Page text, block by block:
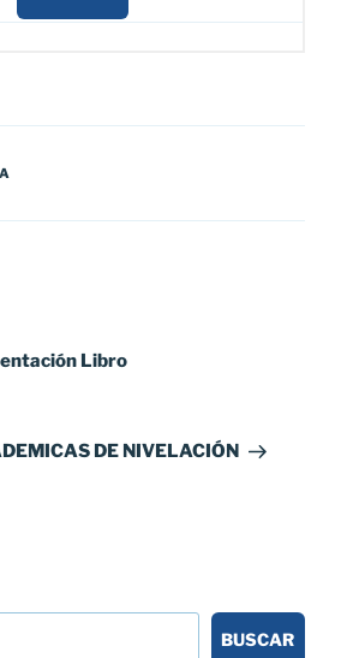
Libro
DE NIVELACIÓN
BUSCAR